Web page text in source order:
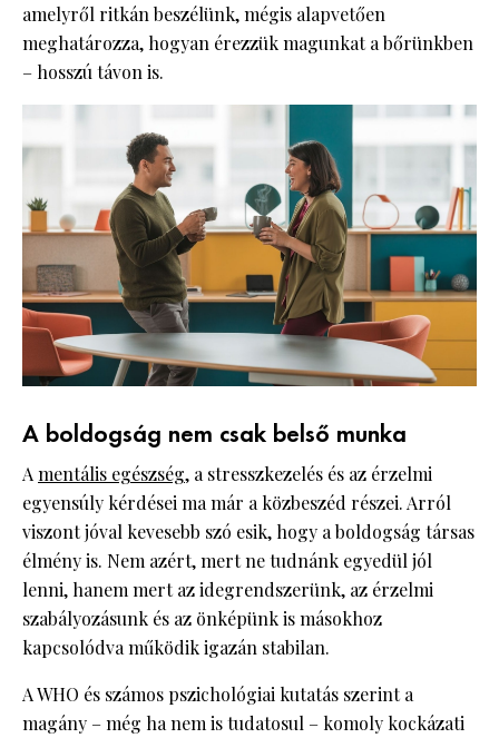
amelyről ritkán beszélünk, mégis alapvetően
meghatározza, hogyan érezzük magunkat a bőrünkben
– hosszú távon is.
A boldogság nem csak belső munka
A mentális egészség, a stresszkezelés és az érzelmi
egyensúly kérdései ma már a közbeszéd részei. Arról
viszont jóval kevesebb szó esik, hogy a boldogság társas
élmény is. Nem azért, mert ne tudnánk egyedül jól
lenni, hanem mert az idegrendszerünk, az érzelmi
szabályozásunk és az önképünk is másokhoz
kapcsolódva működik igazán stabilan.
A WHO és számos pszichológiai kutatás szerint a
magány – még ha nem is tudatosul – komoly kockázati